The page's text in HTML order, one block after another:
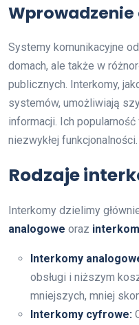
Systemy komunikacyjne
domach, ale także w
publicznych. Interkomy,
systemów, umożliwiają
informacji. Ich
niezwykłej funkcjonalności.
Rodzaje
Interkomy dzielimy
analogowe oraz
Interkomy
obsługi i niższym
mniejszych, mniej
Interkomy cyfrowe: